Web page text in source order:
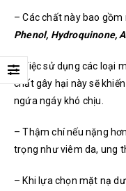
– Các chất này bao
Phenol, Hydroquinone,
– Việc sử dụng các loại
chất gây hại này sẽ
ngứa ngáy khó chịu.
– Thậm chí nếu nặng
trọng như viêm da, ung
– Khi lựa chọn mặt nạ